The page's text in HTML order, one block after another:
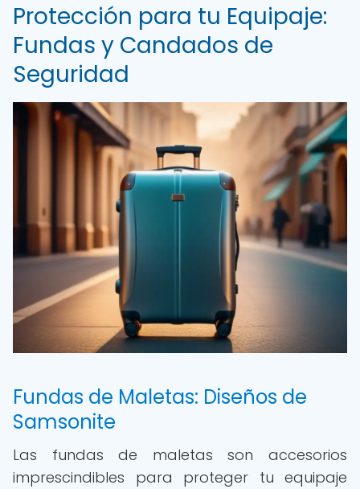
Protección para tu Equipaje:
Fundas y Candados de
Seguridad
Fundas de Maletas: Diseños de
Samsonite
Las fundas de maletas son accesorios
imprescindibles para proteger tu equipaje